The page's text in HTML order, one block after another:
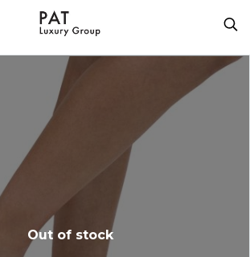
Out of stock